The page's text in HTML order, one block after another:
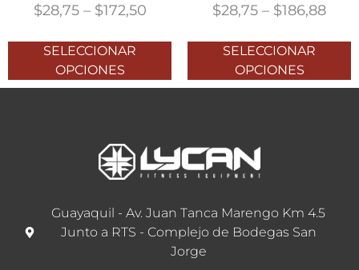
$28,75 – $172,50
SELECCIONAR
OPCIONES
$28,75 – $186,88
SELECCIONAR
OPCIONES
Guayaquil - Av. Juan Tanca Marengo Km 4.5
Junto a RTS - Complejo de Bodegas San
Jorge